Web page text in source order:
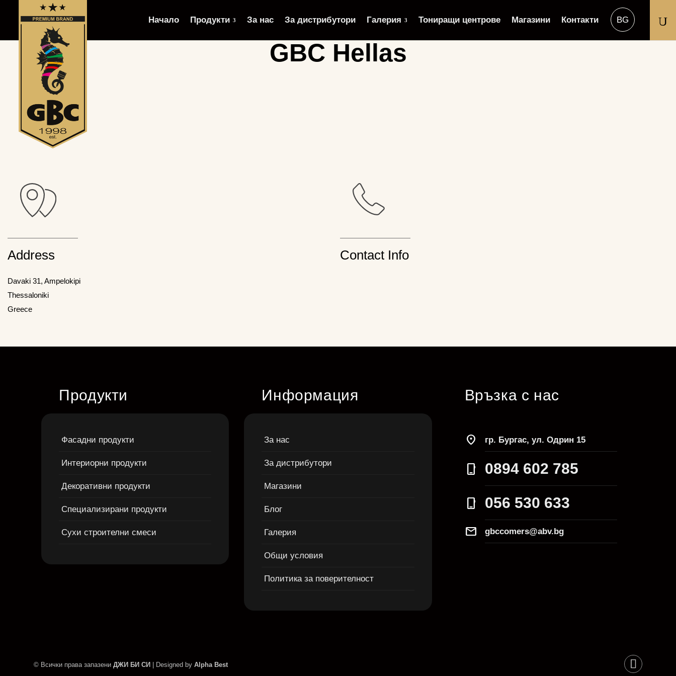
Начало Продукти За нас За дистрибутори Галерия Тониращи центрове Магазини Контакти U
GBC Hellas
Address
Davaki 31, Ampelokipi
Thessaloniki
Greece
Contact Info
Продукти
Фасадни продукти
Интериорни продукти
Декоративни продукти
Специализирани продукти
Сухи строителни смеси
Информация
За нас
За дистрибутори
Магазини
Блог
Галерия
Общи условия
Политика за поверителност
Връзка с нас
location_on гр. Бургас, ул. Одрин 15
phone_iphone 0894 602 785
phone_iphone 056 530 633
Mail gbccomers@abv.bg
© Всички права запазениДЖИ БИ СИ | Designed byAlpha Best